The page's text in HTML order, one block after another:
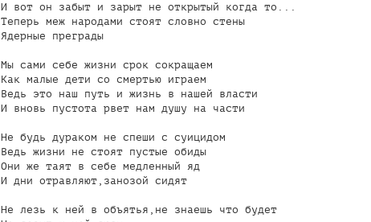
И вот он забыт и зарыт не открытый когда то...
Теперь меж народами стоят словно стены
Ядерные преграды
Мы сами себе жизни срок сокращаем
Как малые дети со смертью играем
Ведь это наш путь и жизнь в нашей власти
И вновь пустота рвет нам душу на части
Не будь дураком не спеши с суицидом
Ведь жизни не стоят пустые обиды
Они же таят в себе медленный яд
И дни отравляют,занозой сидят
Не лезь к ней в объятья,не знаешь что будет